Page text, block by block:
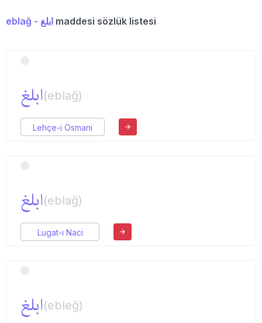
eblağ - ابلغ maddesi sözlük listesi
ابلغ(eblağ)
Lehçe-i Osmani
ابلغ(eblağ)
Lugat-ı Naci
ابلغ(ebleğ)